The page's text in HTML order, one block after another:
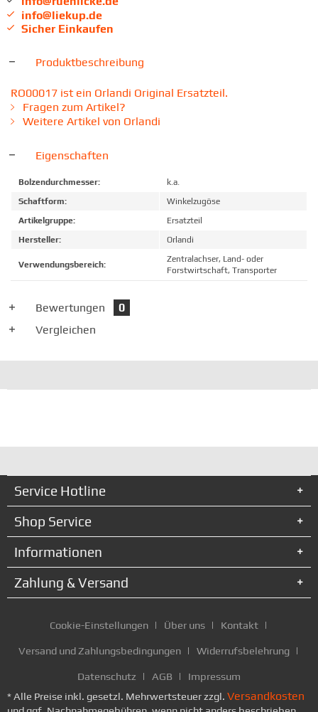
info@liekup.de
Sicher Einkaufen
Produktbeschreibung
RO00017 ist ein Orlandi Original Ersatzteil.
Fragen zum Artikel?
Weitere Artikel von Orlandi
Eigenschaften
Bolzendurchmesser:
k.a.
Schaftform:
Winkelzugöse
Artikelgruppe:
Ersatzteil
Hersteller:
Orlandi
Verwendungsbereich:
Zentralachser, Land- oder
Forstwirtschaft, Transporter
Bewertungen
0
Vergleichen
Service Hotline
Shop Service
Informationen
Zahlung & Versand
Cookie-Einstellungen Über uns Kontakt
Versand und Zahlungsbedingungen Widerrufsbelehrung
Datenschutz AGB
Impressum
* Alle Preise inkl. gesetzl. Mehrwertsteuer zzgl. Versandkosten